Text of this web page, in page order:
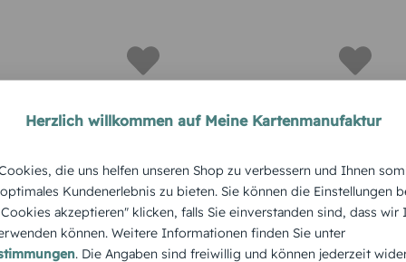
KLASSISCH
Schnörkelhirsch
KLASSISCH
Reif
Herzlich willkommen auf Meine Kartenmanufaktur
die uns helfen unseren Shop zu verbessern und Ihnen
Kundenerlebnis zu bieten. Sie können die Einstellungen
akzeptieren" klicken, falls Sie einverstanden sind, dass
können. Weitere Informationen finden Sie unter
. Die Angaben sind freiwillig und können jederzeit